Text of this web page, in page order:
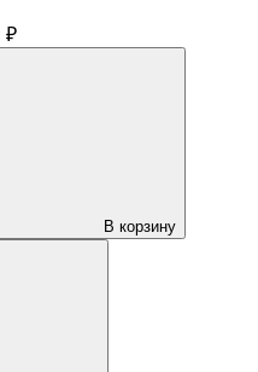
₽
В корзину